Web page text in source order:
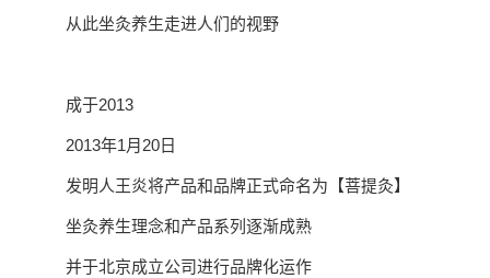
从此坐灸养生走进人们的视野
成于2013
2013年1月20日
发明人王炎将产品和品牌正式命名为【菩提灸】
坐灸养生理念和产品系列逐渐成熟
并于北京成立公司进行品牌化运作